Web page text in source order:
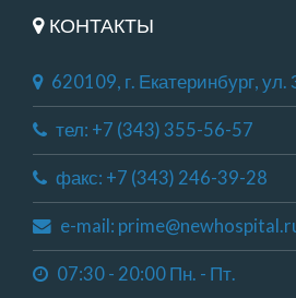
КОНТАКТЫ
620109, г. Екатеринбург, ул.
тел: +7 (343) 355-56-57
факс: +7 (343) 246-39-28
e-mail:
07:30 - 20:00 Пн. - Пт.